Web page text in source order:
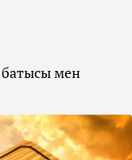
мен